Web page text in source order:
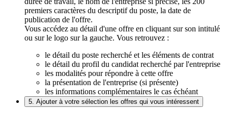
premiers caractères du descriptif du poste, la date de
publication de l'offre.
Vous accédez au détail d'une offre en cliquant sur son intitulé
ou sur le logo sur la gauche. Vous retrouvez :
le détail du poste recherché et les éléments de contrat
le détail du profil du candidat recherché par l'entreprise
les modalités pour répondre à cette offre
la présentation de l'entreprise (si présente)
les informations complémentaires le cas échéant
5. Ajouter à votre sélection les offres qui vous intéressent